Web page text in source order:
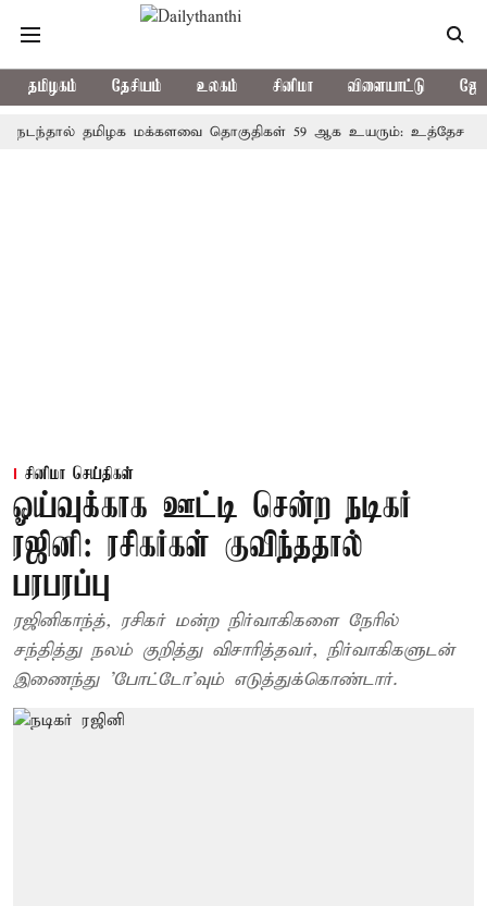
தமிழகம் தேசியம் உலகம் சினிமா விளையாட்டு
தமிழக மக்களவை தொகுதிகள் 59 ஆக உயரும்: உத்தேச
சினிமா செய்திகள்
ஓய்வுக்காக ஊட்டி சென்ற நடிகர்
ரஜினி: ரசிகர்கள் குவிந்ததால்
பரபரப்பு
ரஜினிகாந்த், ரசிகர் மன்ற நிர்வாகிகளை நேரில்
சந்தித்து நலம் குறித்து விசாரித்தவர், நிர்வாகிகளுடன்
இணைந்து 'போட்டோ'வும் எடுத்துக்கொண்டார்.